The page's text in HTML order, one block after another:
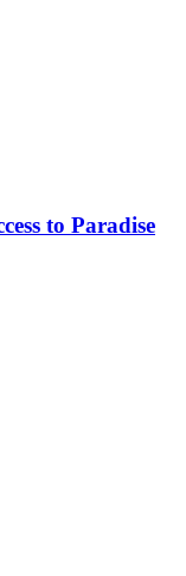
to Paradise